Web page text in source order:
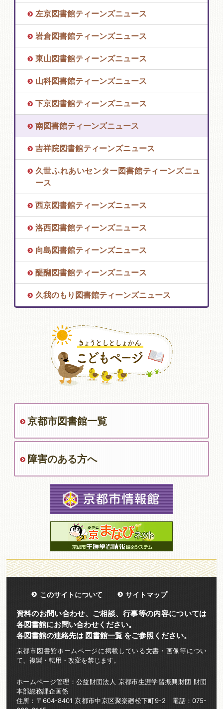
左京図書館ティーンズニュース
岩倉図書館ティーンズニュース
東山図書館ティーンズニュース
山科図書館ティーンズニュース
下京図書館ティーンズニュース
南図書館ティーンズニュース
吉祥院図書館ティーンズニュース
久世ふれあいセンター図書館ティーンズニュ
ース
西京図書館ティーンズニュース
洛西図書館ティーンズニュース
向島図書館ティーンズニュース
醍醐図書館ティーンズニュース
久我のもり図書館ティーンズニュース
京都市図書館一覧
障害のある方へ
このサイトについて サイトマップ
資料のお問い合わせ、ご相談、行事等の内容については
各図書館にお問い合わせください。
各図書館の連絡先は 図書館一覧をご参照ください。
京都市図書館ホームページに掲載している文書・画像等につい
て、複製・転用・改変を禁じます。
ホームページ管理：公益財団法人 京都市生涯学習振興財団 財団
本部総務課企画係
住所：〒604-8401 京都市中京区聚楽廻松下町9-2 電話：075-